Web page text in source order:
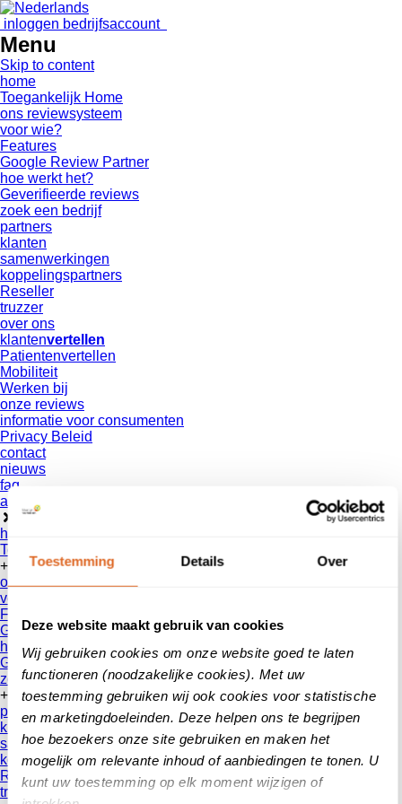
Toestemming Details Over
Deze website maakt gebruik van cookies
Wij gebruiken cookies om onze website goed te laten
functioneren (noodzakelijke cookies). Met uw
toestemming gebruiken wij ook cookies voor statistische
en marketingdoeleinden. Deze helpen ons te begrijpen
hoe bezoekers onze site gebruiken en maken het
mogelijk om relevante inhoud of aanbiedingen te tonen. U
kunt uw toestemming op elk moment wijzigen of
inloggen bedrijfsaccount
Menu
Skip to content
home
Toegankelijk Home
ons reviewsysteem
voor wie?
Features
Google Review Partner
hoe werkt het?
Geverifieerde reviews
zoek een bedrijf
partners
klanten
samenwerkingen
koppelingspartners
Reseller
truzzer
over ons
klantenvertellen
Patientenvertellen
Mobiliteit
Werken bij
onze reviews
informatie voor consumenten
Privacy Beleid
contact
nieuws
faq
aanmelden
home
Toegankelijk Home
+
ons reviewsysteem
voor wie?
Features
Google Review Partner
hoe werkt het?
Geverifieerde reviews
zoek een bedrijf
+
partners
klanten
samenwerkingen
koppelingspartners
Reseller
truzzer